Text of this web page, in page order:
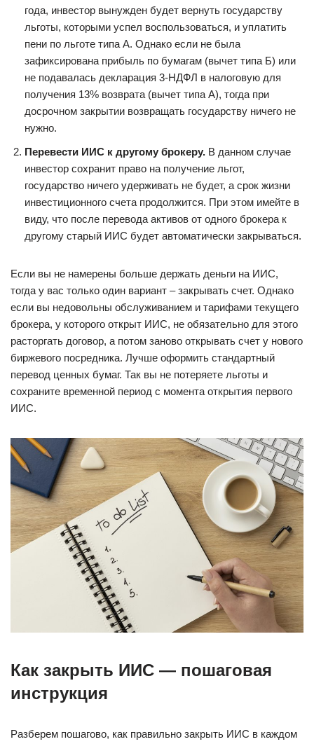
года, инвестор вынужден будет вернуть государству
льготы, которыми успел воспользоваться, и уплатить
пени по льготе типа А. Однако если не была
зафиксирована прибыль по бумагам (вычет типа Б) или
не подавалась декларация 3-НДФЛ в налоговую для
получения 13% возврата (вычет типа А), тогда при
досрочном закрытии возвращать государству ничего не
нужно.
Перевести ИИС к другому брокеру. В данном случае
инвестор сохранит право на получение льгот,
государство ничего удерживать не будет, а срок жизни
инвестиционного счета продолжится. При этом имейте в
виду, что после перевода активов от одного брокера к
другому старый ИИС будет автоматически закрываться.
Если вы не намерены больше держать деньги на ИИС,
тогда у вас только один вариант – закрывать счет. Однако
если вы недовольны обслуживанием и тарифами текущего
брокера, у которого открыт ИИС, не обязательно для этого
расторгать договор, а потом заново открывать счет у нового
биржевого посредника. Лучше оформить стандартный
перевод ценных бумаг. Так вы не потеряете льготы и
сохраните временной период с момента открытия первого
ИИС.
Как закрыть ИИС — пошаговая
инструкция
Разберем пошагово, как правильно закрыть ИИС в каждом